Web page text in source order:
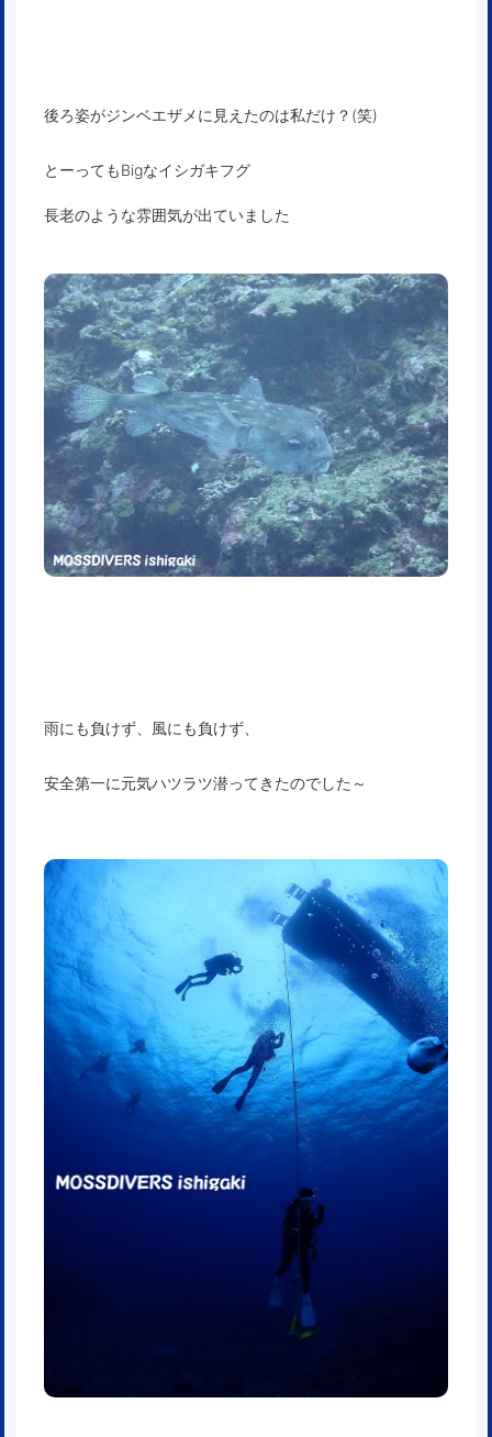
後ろ姿がジンベエザメに見えたのは私だけ？(笑)
とーってもBigなイシガキフグ
長老のような雰囲気が出ていました
雨にも負けず、風にも負けず、
安全第一に元気ハツラツ潜ってきたのでした～